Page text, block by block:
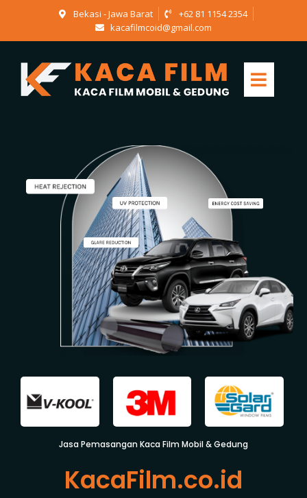
Bekasi - Jawa Barat
+62 81 1154 2354
kacafilmcoid@gmail.com
Jasa Pemasangan Kaca Film Mobil & Gedung
KacaFilm.co.id